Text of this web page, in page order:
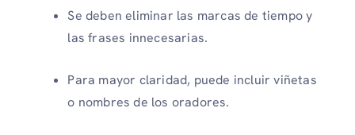
Se deben eliminar las marcas de tiempo y
las frases innecesarias.
Para mayor claridad, puede incluir viñetas
o nombres de los oradores.